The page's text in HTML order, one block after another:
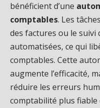
bénéficient d’une
comptables. Les
des factures ou le suivi
automatisées, ce qui
comptables. Cette
augmente l’efficacité,
réduire les erreurs
comptabilité plus fiable